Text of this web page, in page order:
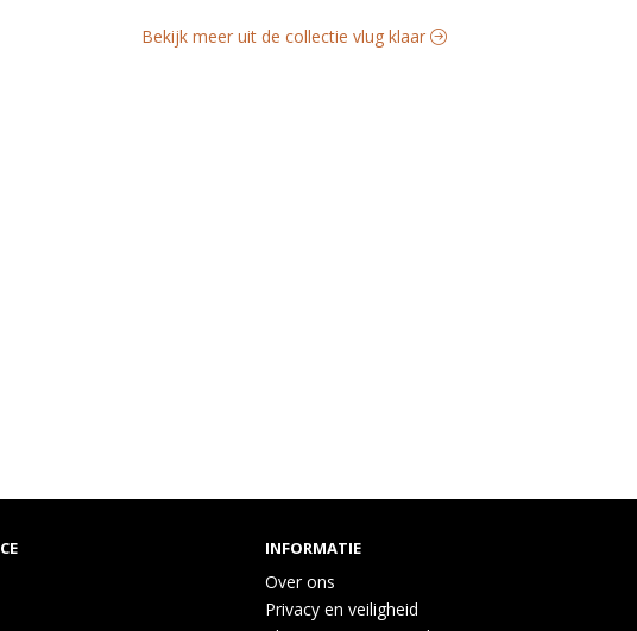
Bekijk meer uit de collectie vlug klaar
INFORMATIE
Over ons
Privacy en veiligheid